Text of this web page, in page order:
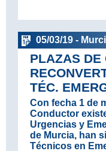
05/03/19 -
PLAZAS DE
TÉC.
Con fecha 1 de
Conductor
Urgencias y
de Murcia, han
Técnicos en